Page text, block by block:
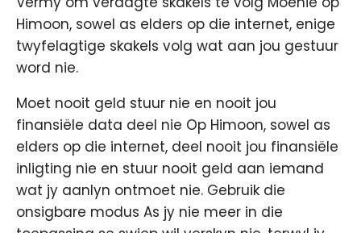
Himoon, sowel as elders op die internet, enige
twyfelagtige skakels volg wat aan jou gestuur
word nie.
Moet nooit geld stuur nie en nooit jou
finansiële data deel nie Op Himoon, sowel as
elders op die internet, deel nooit jou finansiële
inligting nie en stuur nooit geld aan iemand
wat jy aanlyn ontmoet nie. Gebruik die
onsigbare modus As jy nie meer in die